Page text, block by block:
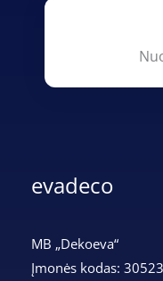
evadeco
MB „Dekoeva“
Įmonės kodas: